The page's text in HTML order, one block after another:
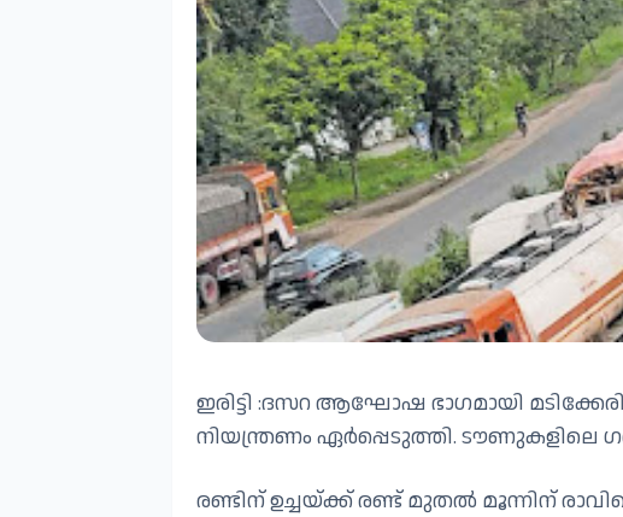
ഇരിട്ടി :ദസറ ആഘോഷ ഭാഗമായി
നിയന്ത്രണം ഏർപ്പെടുത്തി. ടൗണുകളിലെ
രണ്ടിന് ഉച്ചയ്ക്ക് രണ്ട് മുതൽ മൂന്നിന്